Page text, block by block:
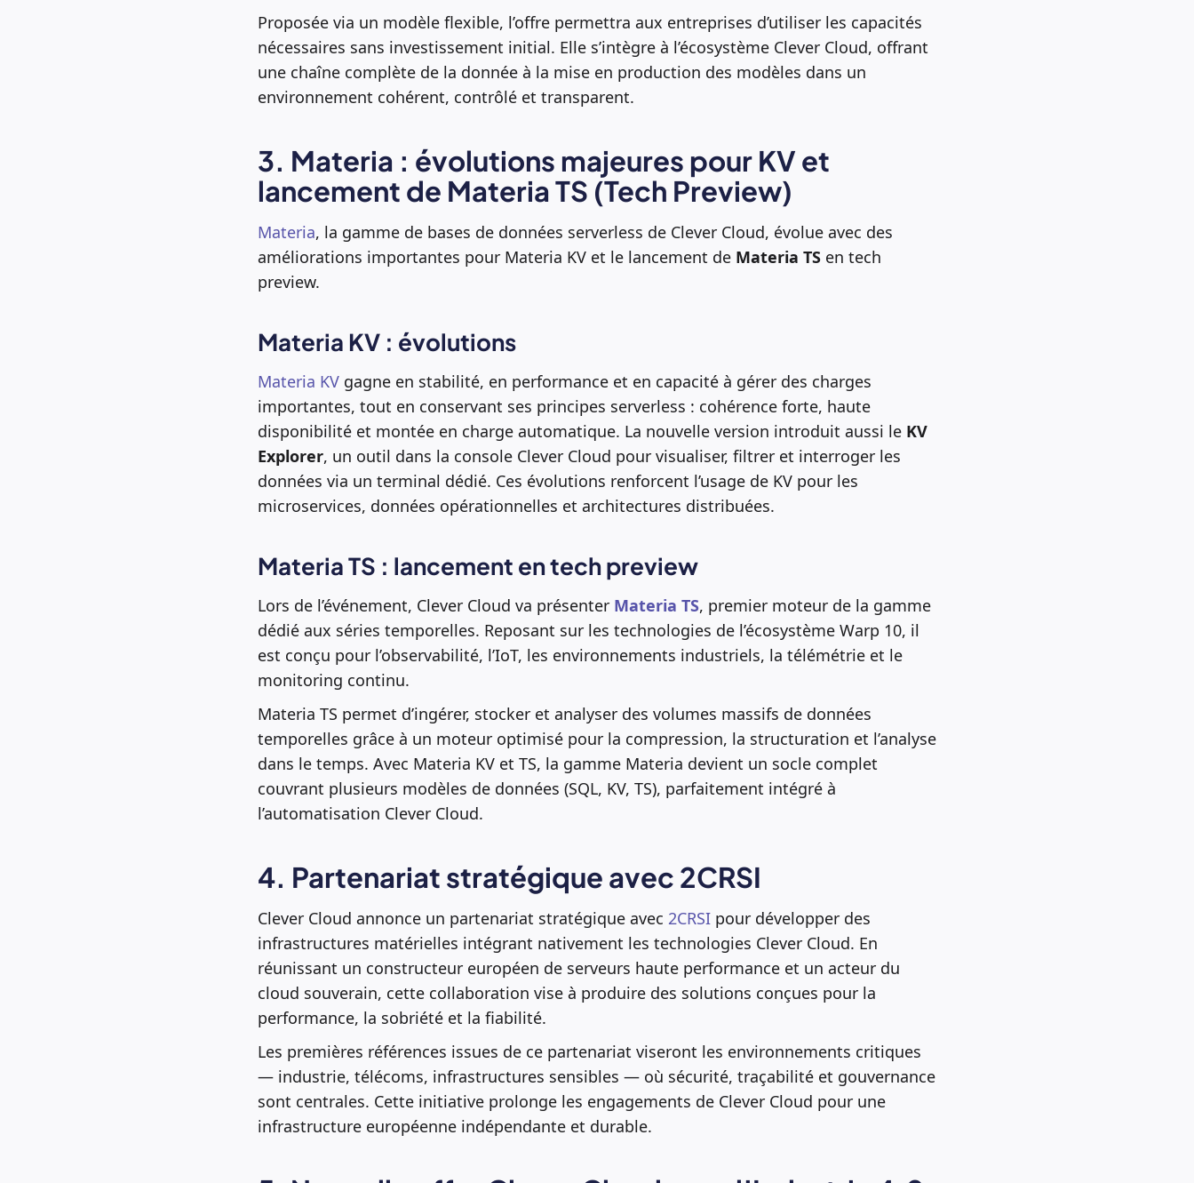
Proposée via un modèle flexible, l’offre permettra aux entreprises d’utiliser les capacités
nécessaires sans investissement initial. Elle s’intègre à l’écosystème Clever Cloud, offrant
une chaîne complète de la donnée à la mise en production des modèles dans un
environnement cohérent, contrôlé et transparent.
3. Materia : évolutions majeures pour KV et
lancement de Materia TS (Tech Preview)
Materia, la gamme de bases de données serverless de Clever Cloud, évolue avec des
améliorations importantes pour Materia KV et le lancement de Materia TSen tech
preview.
Materia KV : évolutions
Materia KVgagne en stabilité, en performance et en capacité à gérer des charges
importantes, tout en conservant ses principes serverless : cohérence forte, haute
disponibilité et montée en charge automatique. La nouvelle version introduit aussi le KV
Explorer, un outil dans la console Clever Cloud pour visualiser, filtrer et interroger les
données via un terminal dédié. Ces évolutions renforcent l’usage de KV pour les
microservices, données opérationnelles et architectures distribuées.
Materia TS : lancement en tech preview
Lors de l’événement, Clever Cloud va présenter Materia TS, premier moteur de la gamme
dédié aux séries temporelles. Reposant sur les technologies de l’écosystème Warp 10, il
est conçu pour l’observabilité, l’IoT, les environnements industriels, la télémétrie et le
monitoring continu.
Materia TS permet d’ingérer, stocker et analyser des volumes massifs de données
temporelles grâce à un moteur optimisé pour la compression, la structuration et l’analyse
dans le temps. Avec Materia KV et TS, la gamme Materia devient un socle complet
couvrant plusieurs modèles de données (SQL, KV, TS), parfaitement intégré à
l’automatisation Clever Cloud.
4. Partenariat stratégique avec 2CRSI
Clever Cloud annonce un partenariat stratégique avec 2CRSIpour développer des
infrastructures matérielles intégrant nativement les technologies Clever Cloud. En
réunissant un constructeur européen de serveurs haute performance et un acteur du
cloud souverain, cette collaboration vise à produire des solutions conçues pour la
performance, la sobriété et la fiabilité.
Les premières références issues de ce partenariat viseront les environnements critiques
— industrie, télécoms, infrastructures sensibles — où sécurité, traçabilité et gouvernance
sont centrales. Cette initiative prolonge les engagements de Clever Cloud pour une
infrastructure européenne indépendante et durable.